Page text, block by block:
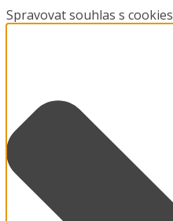
Spravovat souhlas s cookies